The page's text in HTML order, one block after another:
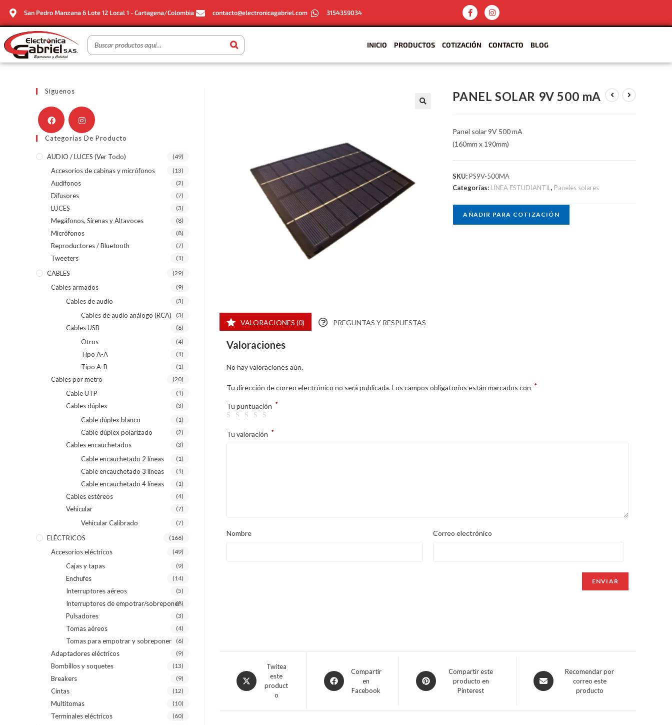
San Pedro Manzana 6 Lote 12 Local 1 - Cartagena/Colombia contacto@electronicagabriel.com 3154359034
INICIO PRODUCTOS COTIZACIÓN CONTACTO BLOG
PANEL SOLAR 9V 500 mA
Panel solar 9V 500 mA
(160mm x 190mm)
SKU:PS9V-500MA
Categorías: LÍNEA ESTUDIANTIL, Paneles solares
AÑADIR PARA COTIZACIÓN
VALORACIONES (0) PREGUNTAS Y RESPUESTAS
Valoraciones
No hay valoraciones aún.
Tu dirección de correo electrónico no será publicada.Los campos obligatorios están marcados con *
Tu puntuación *
Tu valoración *
Nombre Correo electrónico
Twitea
este
product
o
Compartir
en
Facebook
Compartir este
producto en
Pinterest
Recomendar por
correo este
producto
Síguenos
Categorías De Producto
AUDIO / LUCES (ver Todo) (49)
Accesorios de cabinas y micrófonos (13)
Audífonos (2)
Difusores (7)
LUCES (3)
Megáfonos, Sirenas y Altavoces (8)
Micrófonos (8)
Reproductores / Bluetooth (7)
Tweeters (1)
CABLES (29)
Cables armados (9)
Cables de audio (3)
Cables de audio análogo (RCA) (3)
Cables USB (6)
Otros (4)
Tipo A-A (1)
Tipo A-B (1)
Cables por metro (20)
Cable UTP (1)
Cables dúplex (3)
Cable dúplex blanco (1)
Cable dúplex polarizado (2)
Cables encauchetados (3)
Cable encauchetado 2 líneas (1)
Cable encauchetado 3 líneas (1)
Cable encauchetado 4 líneas (1)
Cables estéreos (4)
Vehicular (7)
Vehicular Calibrado (7)
ELÉCTRICOS (166)
Accesorios eléctricos (49)
Cajas y tapas (9)
Enchufes (14)
Interruptores aéreos (5)
Interruptores de empotrar/sobreponer(8)
Pulsadores (3)
Tomas aéreos (4)
Tomas para empotrar y sobreponer (6)
Adaptadores eléctricos (9)
Bombillos y soquetes (13)
Breakers (9)
Cintas (12)
Multitomas (10)
Terminales eléctricos (60)